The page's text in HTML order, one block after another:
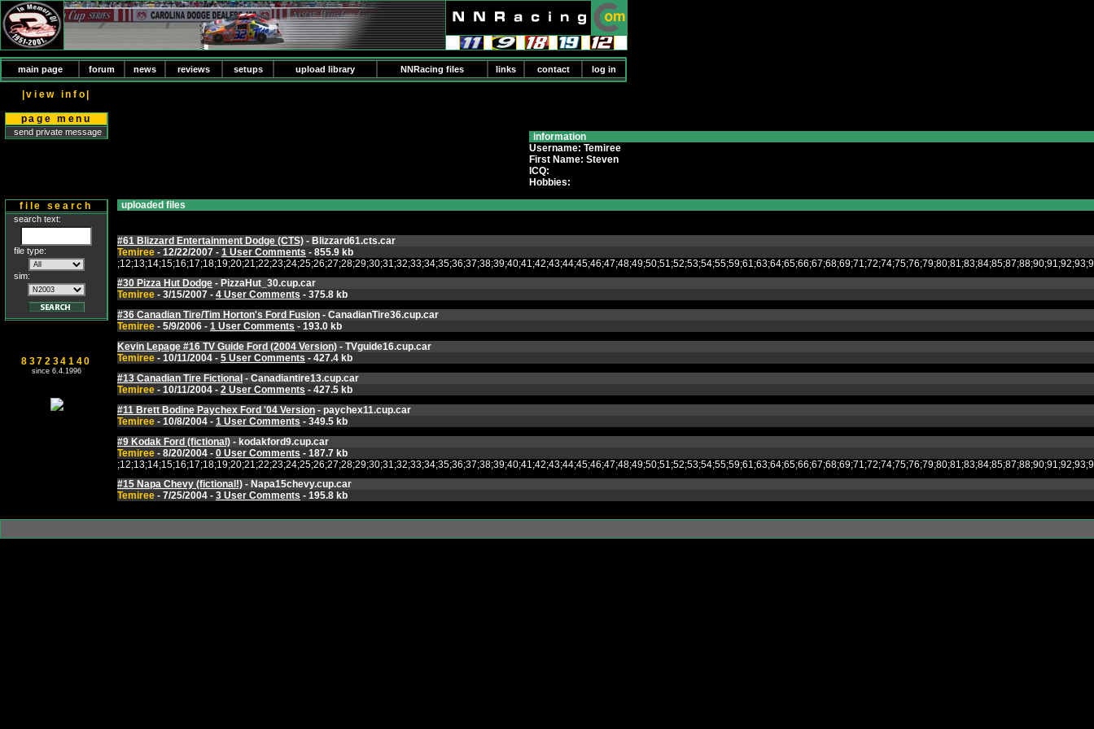
main page forum news reviews setups upload library NNRacing files links contact log in
|view info|
page menu
send private message
file search
search text:
file type:
sim:
837234140
since 6.4.1996
information
Username: Temiree
First Name: Steven
ICQ:
Hobbies:
uploaded files
#61 Blizzard Entertainment Dodge (CTS) - Blizzard61.cts.car
Temiree - 12/22/2007 - 1 User Comments - 855.9 kb
#30 Pizza Hut Dodge - PizzaHut_30.cup.car
Temiree - 3/15/2007 - 4 User Comments - 375.8 kb
#36 Canadian Tire/Tim Horton's Ford Fusion - CanadianTire36.cup.car
Temiree - 5/9/2006 - 1 User Comments - 193.0 kb
Kevin Lepage #16 TV Guide Ford (2004 Version) - TVguide16.cup.car
Temiree - 10/11/2004 - 5 User Comments - 427.4 kb
#13 Canadian Tire Fictional - Canadiantire13.cup.car
Temiree - 10/11/2004 - 2 User Comments - 427.5 kb
#11 Brett Bodine Paychex Ford '04 Version - paychex11.cup.car
Temiree - 10/8/2004 - 1 User Comments - 349.5 kb
#9 Kodak Ford (fictional) - kodakford9.cup.car
Temiree - 8/20/2004 - 0 User Comments - 187.7 kb
#15 Napa Chevy (fictional!) - Napa15chevy.cup.car
Temiree - 7/25/2004 - 3 User Comments - 195.8 kb